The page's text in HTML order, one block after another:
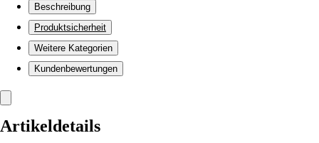
Beschreibung
Produktsicherheit
Weitere Kategorien
Kundenbewertungen
Artikeldetails